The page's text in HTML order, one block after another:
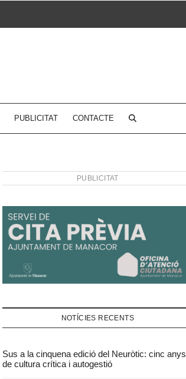
PUBLICITAT CONTACTE
PUBLICITAT
NOTÍCIES RECENTS
Sus a la cinquena edició del Neuròtic: cinc anys
de cultura crítica i autogestió